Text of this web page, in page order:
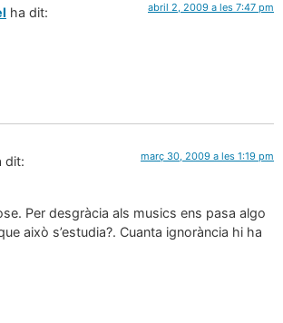
ha dit: abril 2, 2009 a les 7:47 pm
dit: març 30, 2009 a les 1:19 pm
Per desgràcia als musics ens pasa algo
això s’estudia?. Cuanta ignorància hi ha